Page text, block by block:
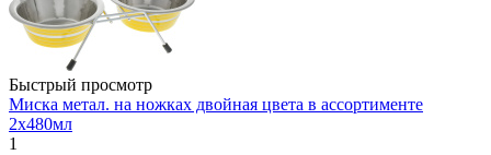
Быстрый просмотр
Миска метал. на ножках двойная цвета в ассортименте
2х480мл
1